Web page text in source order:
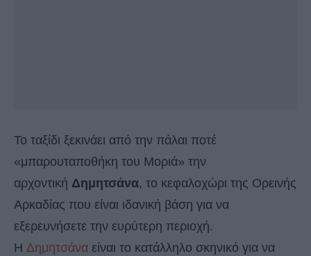
Το ταξίδι ξεκινάει από την πάλαι ποτέ
«μπαρουταποθήκη του Μοριά» την
αρχοντική Δημητσάνα, το κεφαλοχώρι της Ορεινής
Αρκαδίας που είναι ιδανική βάση για να
εξερευνήσετε την ευρύτερη περιοχή.
Η Δημητσάνα είναι το κατάλληλο σκηνικό για να